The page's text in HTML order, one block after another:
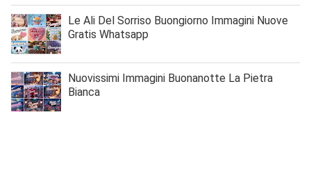
Le Ali Del Sorriso Buongiorno Immagini Nuove
Gratis Whatsapp
Nuovissimi Immagini Buonanotte La Pietra
Bianca